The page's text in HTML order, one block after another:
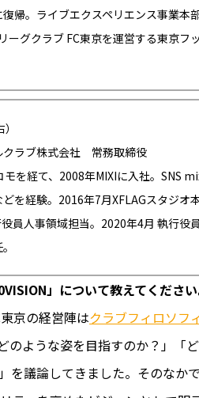
帰。ライブエクスペリエンス事業本
ーグクラブ FC東京を運営する東京フ
クラブ株式会社 常務取締役
を経て、2008年MIXIに入社。SNS
を経験。2016年7月XFLAGスタジオ
員人事領域担当。2020年4月 執行役
」について教えてください
京の経営陣はクラブフィロソフ
のような姿を目指すのか？」「
を議論してきました。そのなか